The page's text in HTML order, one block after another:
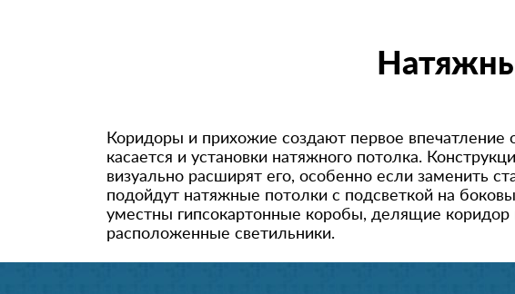
Коридоры и прихожие создают первое
касается и установки натяжного потолка.
визуально расширят его, особенно если заменить
подойдут натяжные потолки с подсветкой на
уместны гипсокартонные коробы, делящие
расположенные светильники.